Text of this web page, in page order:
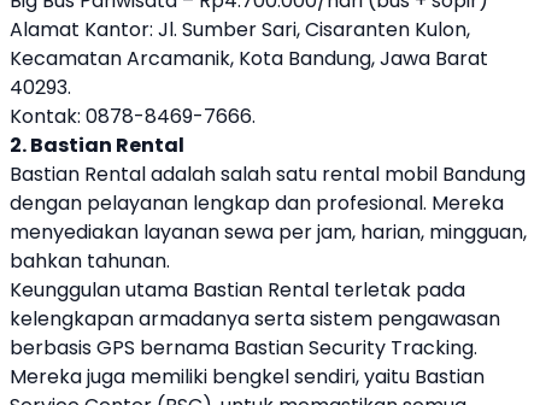
Alamat Kantor: Jl. Sumber Sari, Cisaranten Kulon,
Kecamatan Arcamanik, Kota Bandung, Jawa Barat
40293.
Kontak: 0878-8469-7666.
2. Bastian Rental
Bastian Rental adalah salah satu rental mobil Bandung
dengan pelayanan lengkap dan profesional. Mereka
menyediakan layanan sewa per jam, harian, mingguan,
bahkan tahunan.
Keunggulan utama Bastian Rental terletak pada
kelengkapan armadanya serta sistem pengawasan
berbasis GPS bernama Bastian Security Tracking.
Mereka juga memiliki bengkel sendiri, yaitu Bastian